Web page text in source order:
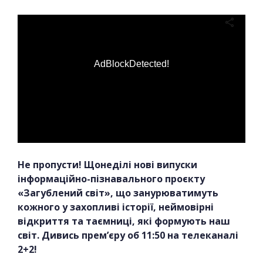
AdBlockDetected!
Не пропусти! Щонеділі нові випуски
інформаційно-пізнавального проєкту
«Загублений світ», що занурюватимуть
кожного у захопливі історії, неймовірні
відкриття та таємниці, які формують наш
світ. Дивись прем’єру об 11:50 на телеканалі
2+2!